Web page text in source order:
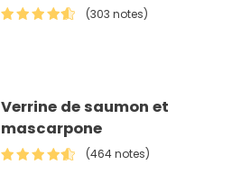
(303 notes)
Verrine de saumon et
mascarpone
(464 notes)